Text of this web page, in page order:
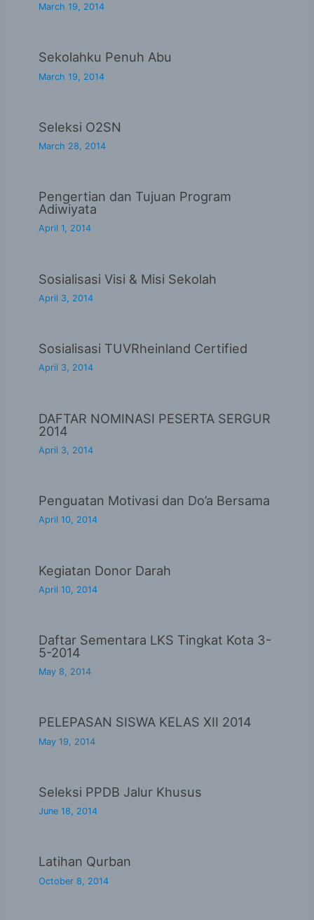
March 19, 2014
Sekolahku Penuh Abu
March 19, 2014
Seleksi O2SN
March 28, 2014
Pengertian dan Tujuan Program
Adiwiyata
April 1, 2014
Sosialisasi Visi & Misi Sekolah
April 3, 2014
Sosialisasi TUVRheinland Certified
April 3, 2014
DAFTAR NOMINASI PESERTA SERGUR
2014
April 3, 2014
Penguatan Motivasi dan Do’a Bersama
April 10, 2014
Kegiatan Donor Darah
April 10, 2014
Daftar Sementara LKS Tingkat Kota 3-
5-2014
May 8, 2014
PELEPASAN SISWA KELAS XII 2014
May 19, 2014
Seleksi PPDB Jalur Khusus
June 18, 2014
Latihan Qurban
October 8, 2014